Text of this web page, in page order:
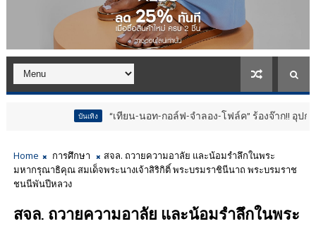
“เทียน-นอท-กอล์ฟ-จำลอง-โฟล์ค” ร้องจ๊าก!! อุปกรณ์ม่วนจอย
Home การศึกษา
สจล. ถวายความอาลัย และน้อมรำลึกในพระ
มหากรุณาธิคุณ สมเด็จพระนางเจ้าสิริกิติ์ พระบรมราชินีนาถ พระบรมราช
ชนนีพันปีหลวง
สจล. ถวายความอาลัย และน้อมรำลึกในพระ